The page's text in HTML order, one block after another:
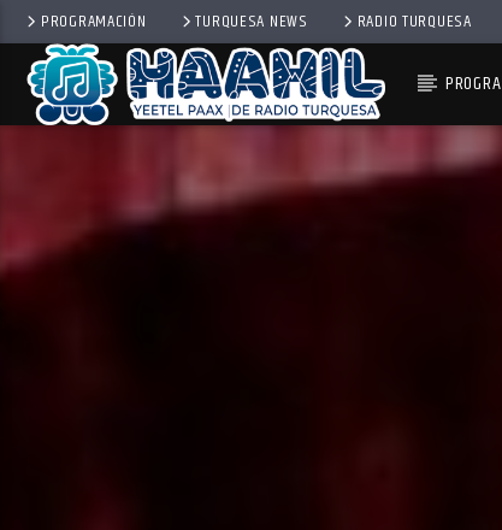
PROGRAMACIÓN TURQUESA NEWS RADIO TURQUESA
BALADAS
8:00 PM